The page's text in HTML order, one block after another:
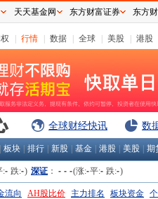
行情 数据 全球 美股 港股
全球财经快讯 数
板块 排行 新股 基金 港股 美股 期
:- 跌:-) 深证 ： - - -(涨:-平:- 跌:-)
流向 AH股比价 主力排名 板块资金
天天基金网 东方财富证券 东方